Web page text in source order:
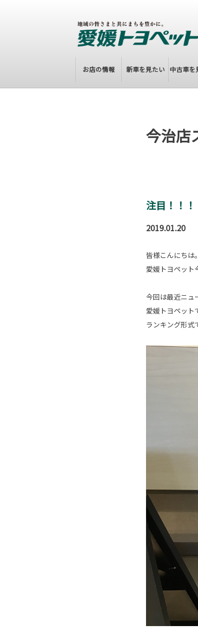
お店の情報 新車を見たい 中古車を
今治店
注目！！
2019.01.20
皆様こんにちは。
愛媛トヨペット
今回は最近ニュ
愛媛トヨペット
ランキング形式